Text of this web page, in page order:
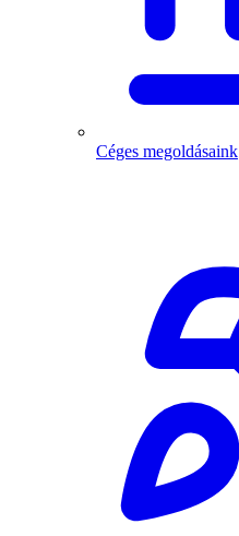
Céges megoldásaink